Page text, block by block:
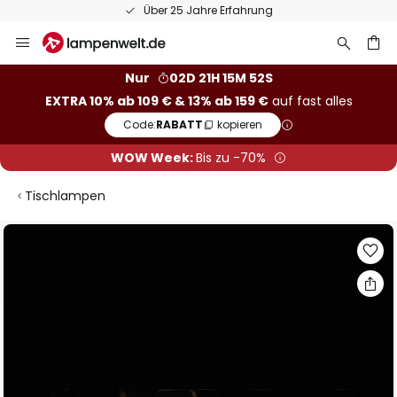
50 Tage kostenlose Retoure
Inhalt
Nur
02D 21H 15M 52S
EXTRA 10% ab 109 € & 13% ab 159 €auf fast alles
Code:RABATT kopieren
WOW Week:Bis zu -70%
Tischlampen
Zum